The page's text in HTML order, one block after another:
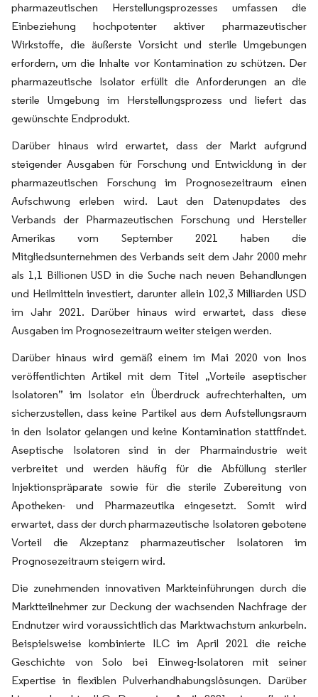
pharmazeutischen Herstellungsprozesses umfassen die
Einbeziehung hochpotenter aktiver pharmazeutischer
Wirkstoffe, die äußerste Vorsicht und sterile Umgebungen
erfordern, um die Inhalte vor Kontamination zu schützen. Der
pharmazeutische Isolator erfüllt die Anforderungen an die
sterile Umgebung im Herstellungsprozess und liefert das
gewünschte Endprodukt.
Darüber hinaus wird erwartet, dass der Markt aufgrund
steigender Ausgaben für Forschung und Entwicklung in der
pharmazeutischen Forschung im Prognosezeitraum einen
Aufschwung erleben wird. Laut den Datenupdates des
Verbands der Pharmazeutischen Forschung und Hersteller
Amerikas vom September 2021 haben die
Mitgliedsunternehmen des Verbands seit dem Jahr 2000 mehr
als 1,1 Billionen USD in die Suche nach neuen Behandlungen
und Heilmitteln investiert, darunter allein 102,3 Milliarden USD
im Jahr 2021. Darüber hinaus wird erwartet, dass diese
Ausgaben im Prognosezeitraum weiter steigen werden.
Darüber hinaus wird gemäß einem im Mai 2020 von Inos
veröffentlichten Artikel mit dem Titel „Vorteile aseptischer
Isolatoren” im Isolator ein Überdruck aufrechterhalten, um
sicherzustellen, dass keine Partikel aus dem Aufstellungsraum
in den Isolator gelangen und keine Kontamination stattfindet.
Aseptische Isolatoren sind in der Pharmaindustrie weit
verbreitet und werden häufig für die Abfüllung steriler
Injektionspräparate sowie für die sterile Zubereitung von
Apotheken- und Pharmazeutika eingesetzt. Somit wird
erwartet, dass der durch pharmazeutische Isolatoren gebotene
Vorteil die Akzeptanz pharmazeutischer Isolatoren im
Prognosezeitraum steigern wird.
Die zunehmenden innovativen Markteinführungen durch die
Marktteilnehmer zur Deckung der wachsenden Nachfrage der
Endnutzer wird voraussichtlich das Marktwachstum ankurbeln.
Beispielsweise kombinierte ILC im April 2021 die reiche
Geschichte von Solo bei Einweg-Isolatoren mit seiner
Expertise in flexiblen Pulverhandhabungslösungen. Darüber